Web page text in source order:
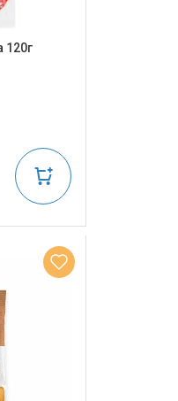
120г